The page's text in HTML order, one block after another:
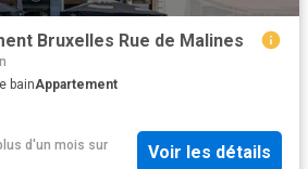
Bruxelles Rue de Malines
bainAppartement
d'un mois sur
Voir les détails